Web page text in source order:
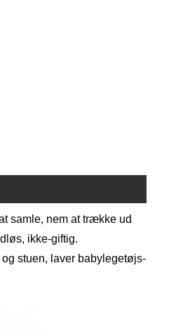
samle, nem at trække ud
ikke-giftig.
stuen, laver babylegetøjs-